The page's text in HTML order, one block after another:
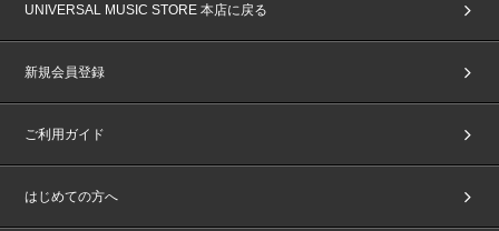
UNIVERSAL MUSIC STORE 本店に戻る
新規会員登録
ご利用ガイド
はじめての方へ